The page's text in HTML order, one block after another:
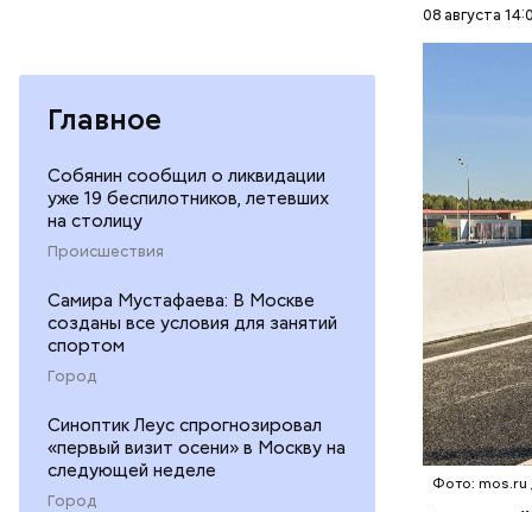
Главное
Собянин сообщил о ликвидации
уже 19 беспилотников, летевших
на столицу
Происшествия
Самира Мустафаева: В Москве
созданы все условия для занятий
спортом
Город
Синоптик Леус спрогнозировал
«первый визит осени» в Москву на
следующей неделе
Город
08 августа
Фото: mos.ru
После
сеть, у
— Кроме
по
нас это
места, —